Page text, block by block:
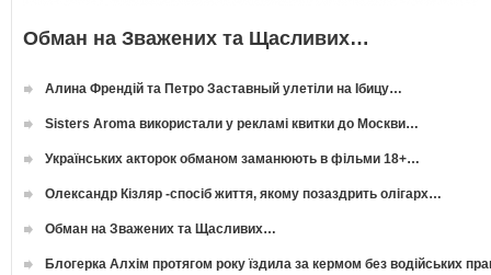
Обман на Зважених та Щасливих…
Алина Френдій та Петро Заставный улетіли на Ібицу…
Sisters Aroma використали у рекламі квитки до Москви…
Українських акторок обманом заманюють в фільми 18+…
Олександр Кізляр -спосіб життя, якому позаздрить олігарх…
Обман на Зважених та Щасливих…
Блогерка Алхім протягом року їздила за кермом без водійських